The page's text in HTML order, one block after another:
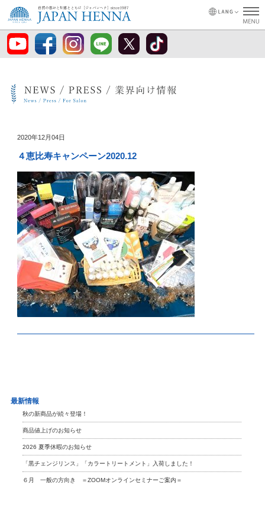
2020年12月04日
４恵比寿キャンペーン2020.12
最新情報
秋の新商品が続々登場！
商品値上げのお知らせ
2026 夏季休暇のお知らせ
「黒チェンジリンス」「カラートリートメント」入荷しました！
６月 一般の方向き ＝ZOOMオンラインセミナーご案内＝